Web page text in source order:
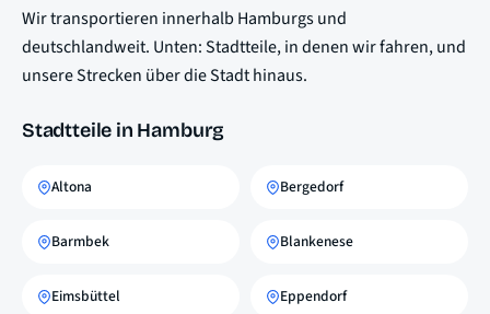
Wir transportieren innerhalb Hamburgs und
deutschlandweit. Unten: Stadtteile, in denen wir fahren, und
unsere Strecken über die Stadt hinaus.
Stadtteile in Hamburg
Altona Bergedorf
Barmbek Blankenese
Eimsbüttel Eppendorf